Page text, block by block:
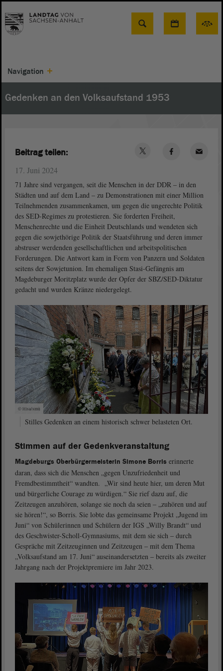
Suche
Navigation
Gedenken an den Volksaufstand 1953
17. Juni 2024
71 Jahre sind vergangen, seit die Menschen in der DDR – in den
Städten und auf dem Land – zu Demonstrationen mit einer Million
Teilnehmenden zusammenkamen, um gegen die ungerechte Politik
des SED-Regimes zu protestieren. Sie forderten Freiheit,
Menschenrechte und die Einheit Deutschlands und wendeten sich
gegen die sowjethörige Politik der Staatsführung und deren immer
abstruser werdenden gesellschaftlichen und arbeitspolitischen
Forderungen. Die Antwort kam in Form von Panzern und Soldaten
seitens der Sowjetunion. Im ehemaligen Stasi-Gefängnis am
Magdeburger Moritzplatz wurde der Opfer der SBZ/SED-Diktatur
gedacht und wurden Kränze niedergelegt.
© ltlsa/smü
Stilles Gedenken an einem historisch schwer belasteten Ort.
Stimmen auf der Gedenkveranstaltung
Magdeburgs Oberbürgermeisterin Simone Borris erinnerte
daran, dass sich die Menschen „gegen Unzufriedenheit und
Fremdbestimmtheit“ wandten. „Wir sind heute hier, um deren Mut
und bürgerliche Courage zu würdigen.“ Sie rief dazu auf, die
Zeitzeugen anzuhören, solange sie noch da seien ‒ „zuhören und auf
sie hören!“, so Borris. Sie lobte das gemeinsame Projekt „Jugend im
Juni“ von Schülerinnen und Schülern der IGS „Willy Brandt“ und
des Geschwister-Scholl-Gymnasiums, mit dem sie sich ‒ durch
Gespräche mit Zeitzeuginnen und Zeitzeugen ‒ mit dem Thema
„Volksaufstand am 17. Juni“ auseinandersetzten ‒ bereits als zweiter
Jahrgang nach der Projektpremiere im Jahr 2023.
Beitrag teilen: